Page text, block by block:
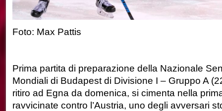
Foto: Max Pattis
Prima partita di preparazione della Nazionale
Mondiali di Budapest di Divisione I – Gruppo A
ritiro ad Egna da domenica, si cimenta nella
ravvicinate contro l’Austria, uno degli avversari